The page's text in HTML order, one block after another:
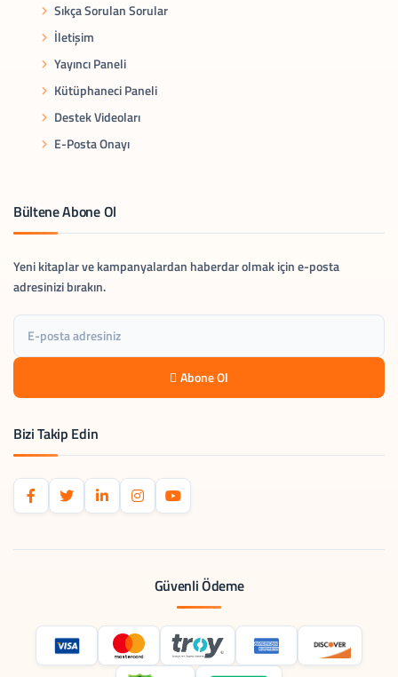
Sıkça Sorulan Sorular
İletişim
Yayıncı Paneli
Kütüphaneci Paneli
Destek Videoları
E-Posta Onayı
Bültene Abone Ol
Yeni kitaplar ve kampanyalardan haberdar olmak için e-posta
adresinizi bırakın.
Abone Ol
Bizi Takip Edin
Güvenli Ödeme